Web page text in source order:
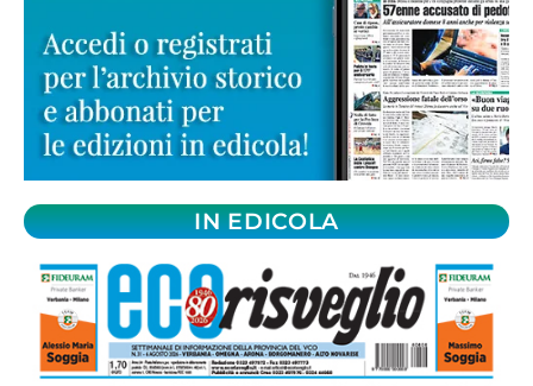
IN EDICOLA